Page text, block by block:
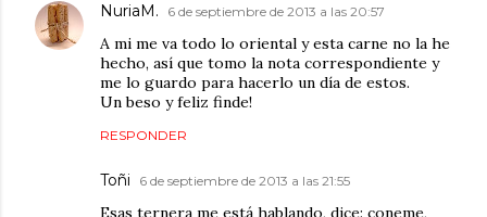
NuriaM. 6 de septiembre de 2013 a las 20:57
A mi me va todo lo oriental y esta carne no la he
hecho, así que tomo la nota correspondiente y
me lo guardo para hacerlo un día de estos.
Un beso y feliz finde!
RESPONDER
Toñi 6 de septiembre de 2013 a las 21:55
Esas ternera me está hablando, dice: coneme,